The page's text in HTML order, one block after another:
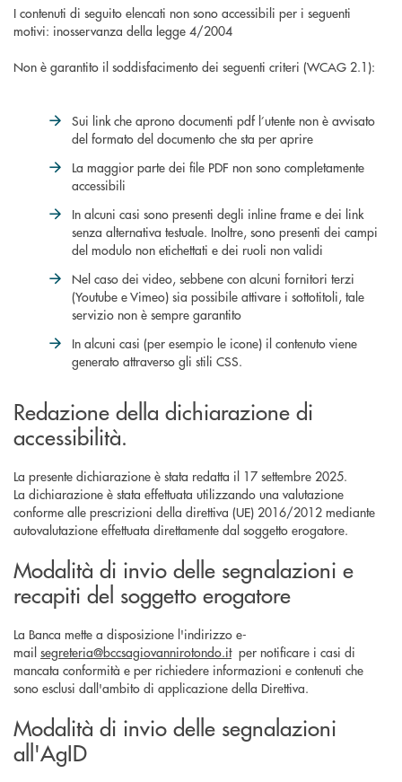
I contenuti di seguito elencati non sono accessibili per i seguenti
motivi: inosservanza della legge 4/2004
Non è garantito il soddisfacimento dei seguenti criteri (WCAG 2.1):
Sui link che aprono documenti pdf l’utente non è avvisato
del formato del documento che sta per aprire
La maggior parte dei file PDF non sono completamente
accessibili
In alcuni casi sono presenti degli inline frame e dei link
senza alternativa testuale. Inoltre, sono presenti dei campi
del modulo non etichettati e dei ruoli non validi
Nel caso dei video, sebbene con alcuni fornitori terzi
(Youtube e Vimeo) sia possibile attivare i sottotitoli, tale
servizio non è sempre garantito
In alcuni casi (per esempio le icone) il contenuto viene
generato attraverso gli stili CSS.
Redazione della dichiarazione di
accessibilità.
La presente dichiarazione è stata redatta il 17 settembre 2025.
La dichiarazione è stata effettuata utilizzando una valutazione
conforme alle prescrizioni della direttiva (UE) 2016/2012 mediante
autovalutazione effettuata direttamente dal soggetto erogatore.
Modalità di invio delle segnalazioni e
recapiti del soggetto erogatore
La Banca mette a disposizione l'indirizzo e-
mail segreteria@bccsagiovannirotondo.itper notificare i casi di
mancata conformità e per richiedere informazioni e contenuti che
sono esclusi dall'ambito di applicazione della Direttiva.
Modalità di invio delle segnalazioni
all'AgID